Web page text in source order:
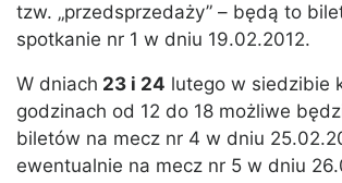
tzw. „przedsprzedaży” – będą to
spotkanie nr 1 w dniu 19.02.2012.
W dniach 23 i 24 lutego w siedzibie
godzinach od 12 do 18 możliwe
biletów na mecz nr 4 w dniu
ewentualnie na mecz nr 5 w dniu